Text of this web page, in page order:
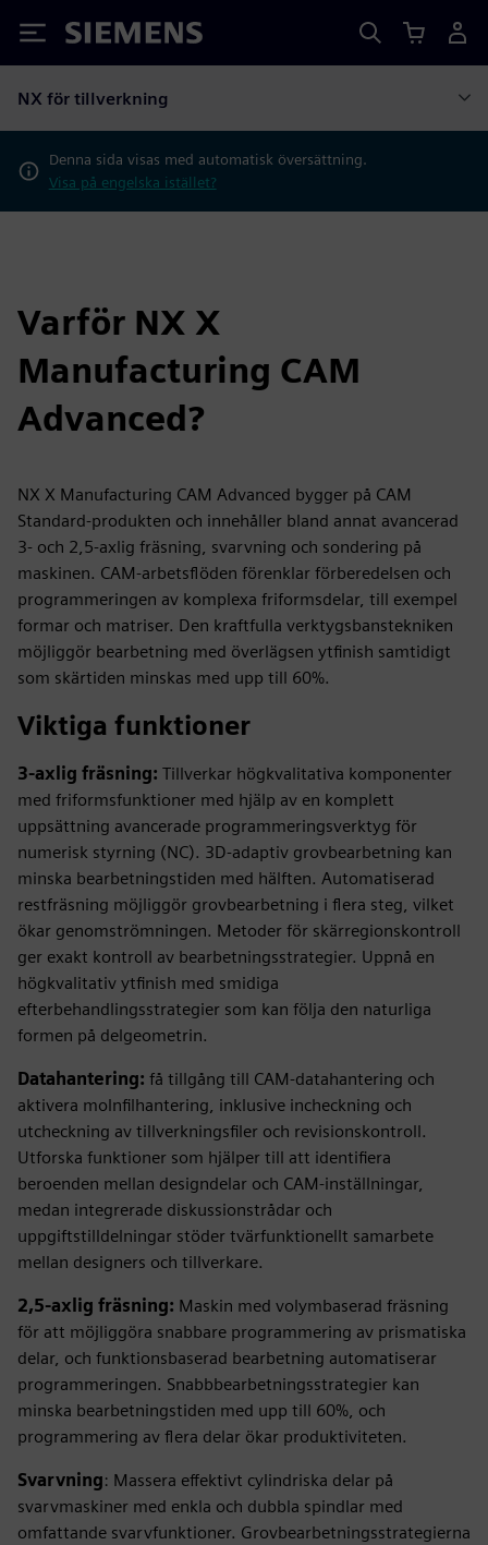
Siemens
NX för tillverkning
Denna sida visas med automatisk översättning.
Visa på engelska istället?
Varför NX X
Manufacturing CAM
Advanced?
NX X Manufacturing CAM Advanced bygger på CAM
Standard-produkten och innehåller bland annat avancerad
3- och 2,5-axlig fräsning, svarvning och sondering på
maskinen. CAM-arbetsflöden förenklar förberedelsen och
programmeringen av komplexa friformsdelar, till exempel
formar och matriser. Den kraftfulla verktygsbanstekniken
möjliggör bearbetning med överlägsen ytfinish samtidigt
som skärtiden minskas med upp till 60%.
Viktiga funktioner
3-axlig fräsning: Tillverkar högkvalitativa komponenter
med friformsfunktioner med hjälp av en komplett
uppsättning avancerade programmeringsverktyg för
numerisk styrning (NC). 3D-adaptiv grovbearbetning kan
minska bearbetningstiden med hälften. Automatiserad
restfräsning möjliggör grovbearbetning i flera steg, vilket
ökar genomströmningen. Metoder för skärregionskontroll
ger exakt kontroll av bearbetningsstrategier. Uppnå en
högkvalitativ ytfinish med smidiga
efterbehandlingsstrategier som kan följa den naturliga
formen på delgeometrin.
Datahantering: få tillgång till CAM-datahantering och
aktivera molnfilhantering, inklusive incheckning och
utcheckning av tillverkningsfiler och revisionskontroll.
Utforska funktioner som hjälper till att identifiera
beroenden mellan designdelar och CAM-inställningar,
medan integrerade diskussionstrådar och
uppgiftstilldelningar stöder tvärfunktionellt samarbete
mellan designers och tillverkare.
2,5-axlig fräsning: Maskin med volymbaserad fräsning
för att möjliggöra snabbare programmering av prismatiska
delar, och funktionsbaserad bearbetning automatiserar
programmeringen. Snabbbearbetningsstrategier kan
minska bearbetningstiden med upp till 60%, och
programmering av flera delar ökar produktiviteten.
Svarvning: Massera effektivt cylindriska delar på
svarvmaskiner med enkla och dubbla spindlar med
omfattande svarvfunktioner. Grovbearbetningsstrategierna